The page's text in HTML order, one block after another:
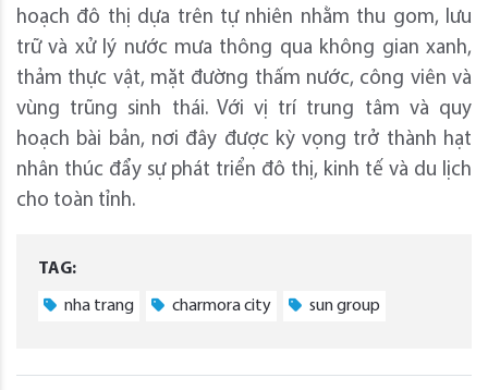
hoạch đô thị dựa trên tự nhiên nhằm thu gom, lưu
trữ và xử lý nước mưa thông qua không gian xanh,
thảm thực vật, mặt đường thấm nước, công viên và
vùng trũng sinh thái. Với vị trí trung tâm và quy
hoạch bài bản, nơi đây được kỳ vọng trở thành hạt
nhân thúc đẩy sự phát triển đô thị, kinh tế và du lịch
cho toàn tỉnh.
TAG:
nha trang charmora city sun group